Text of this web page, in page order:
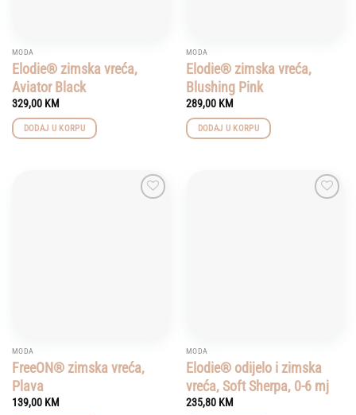
MODA
Elodie® zimska vreća,
Aviator Black
329,00 KM
DODAJ U KORPU
MODA
Elodie® zimska vreća,
Blushing Pink
289,00 KM
DODAJ U KORPU
MODA
FreeON® zimska vreća,
Plava
139,00 KM
MODA
Elodie® odijelo i zimska
vreća, Soft Sherpa, 0-6 mj
235,80 KM